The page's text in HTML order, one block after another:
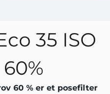
35 ISO
60 % er et posefilter